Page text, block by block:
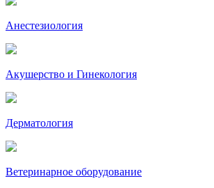
Анестезиология
Акушерство и Гинекология
Дерматология
Ветеринарное оборудование